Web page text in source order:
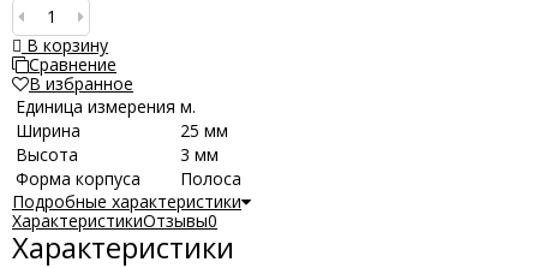
В корзину
Сравнение
В избранное
Единица измерения м.
Ширина
25 мм
Высота
3 мм
Форма корпуса
Полоса
Подробные характеристики
ХарактеристикиОтзывы0
Характеристики